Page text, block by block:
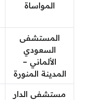
المواساة
المستشفى
السعودي
الألماني –
المدينة المنورة
مستشفى الدار